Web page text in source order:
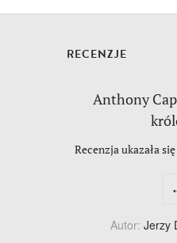
RECENZJE
Anthony
Recenzja ukazała
Autor: Jerzy